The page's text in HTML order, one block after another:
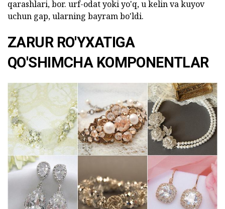
qarashlari, bor. urf-odat yoki yo'q, u kelin va kuyov
uchun gap, ularning bayram bo'ldi.
ZARUR RO'YXATIGA
QO'SHIMCHA KOMPONENTLAR